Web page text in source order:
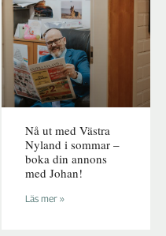
Nå ut med Västra
Nyland i sommar –
boka din annons
med Johan!
Läs mer »